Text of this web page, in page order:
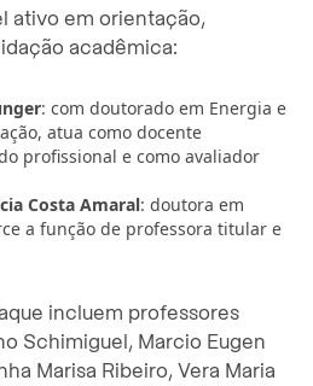
ativo em orientação,
acadêmica:
: com doutorado em Energia e
atua como docente
profissional e como avaliador
Costa Amaral: doutora em
a função de professora titular e
incluem professores
Schimiguel, Marcio Eugen
Marisa Ribeiro, Vera Maria